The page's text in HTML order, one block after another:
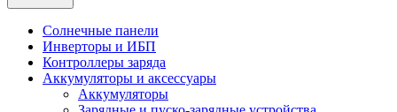
Солнечные панели
Инверторы и ИБП
Контроллеры заряда
Аккумуляторы и аксессуары
Аккумуляторы